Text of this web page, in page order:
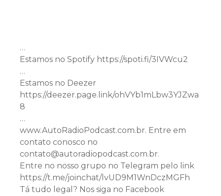
…
Estamos no Spotify https://spoti.fi/3IVWcu2
…
Estamos no Deezer
https://deezer.page.link/ohVYb1mLbw3YJZwa
8
…
www.AutoRadioPodcast.com.br. Entre em
contato conosco no
contato@autoradiopodcast.com.br.
Entre no nosso grupo no Telegram pelo link
https://t.me/joinchat/lvUD9M1WnDczMGFh
Tá tudo legal? Nos siga no Facebook